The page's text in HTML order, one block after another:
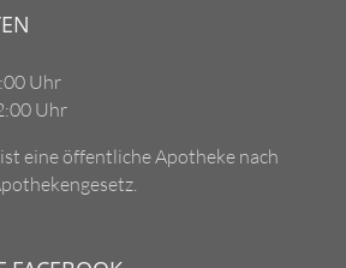
Uhr
Uhr
eine öffentliche Apotheke nach